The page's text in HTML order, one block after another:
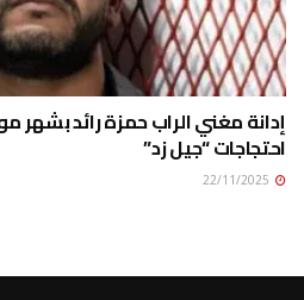
إدانة مغني الراب حمزة رائد
احتجاجات “جيل زد”